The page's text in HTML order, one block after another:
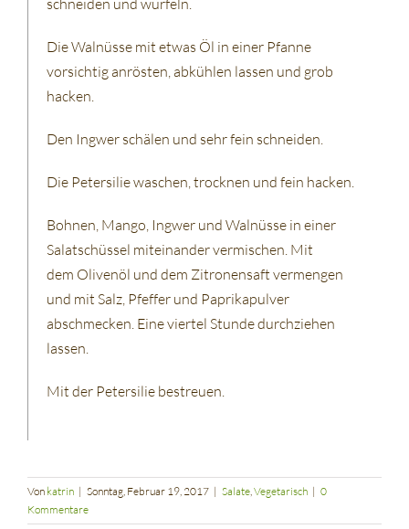
schneiden und würfeln.
Die Walnüsse mit etwas Öl in einer Pfanne
vorsichtig anrösten, abkühlen lassen und grob
hacken.
Den Ingwer schälen und sehr fein schneiden.
Die Petersilie waschen, trocknen und fein hacken.
Bohnen, Mango, Ingwer und Walnüsse in einer
Salatschüssel miteinander vermischen. Mit
dem Olivenöl und dem Zitronensaft vermengen
und mit Salz, Pfeffer und Paprikapulver
abschmecken. Eine viertel Stunde durchziehen
lassen.
Mit der Petersilie bestreuen.
Von katrin | Sonntag, Februar 19, 2017 | Salate,Vegetarisch | 0
Kommentare